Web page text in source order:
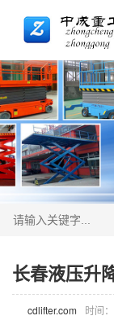
长春液压升
cdlifter.com 时间